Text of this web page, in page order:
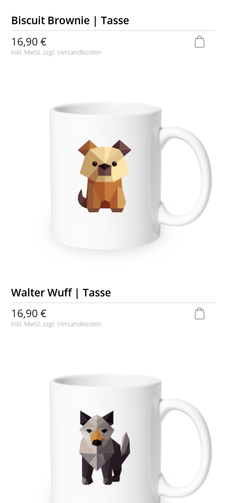
Biscuit Brownie | Tasse
16,90 €
inkl. MwSt. zzgl.Versandkosten
Walter Wuff | Tasse
16,90 €
inkl. MwSt. zzgl.Versandkosten